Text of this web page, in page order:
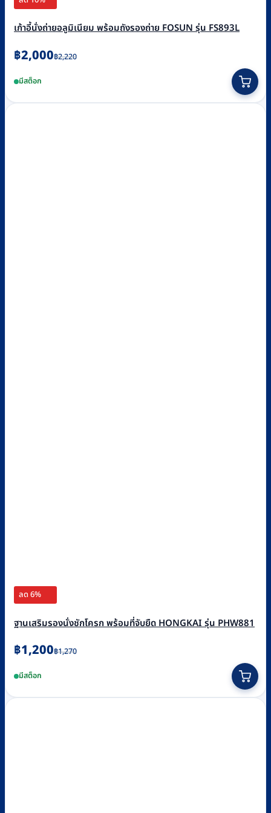
เก้าอี้นั่งถ่ายอลูมิเนียม พร้อมถังรองถ่าย FOSUN รุ่น FS893L
฿2,220
Original
was:
฿2,220.
฿2,000
Current
is:
฿2,000.
มีสต็อก
ลด 6%
ฐานเสริมรองนั่งชักโครก พร้อมที่จับยืด HONGKAI รุ่น PHW881
฿1,270
Original
was:
฿1,270.
฿1,200
Current
is:
฿1,200.
มีสต็อก